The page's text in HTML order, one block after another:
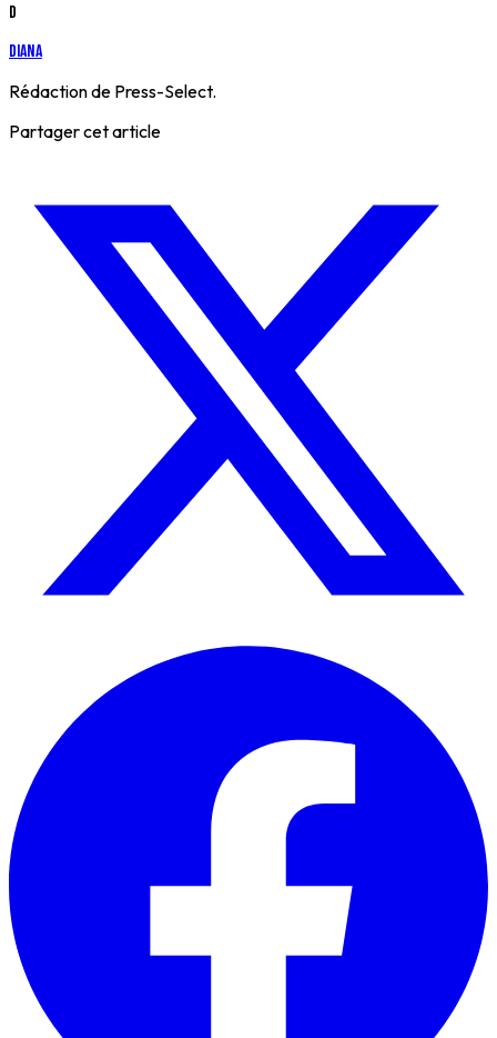
D
Diana
Rédaction de Press-Select.
Partager cet article